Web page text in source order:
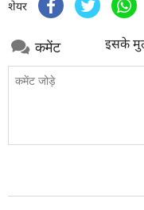
शेयर
कमेंट इसके